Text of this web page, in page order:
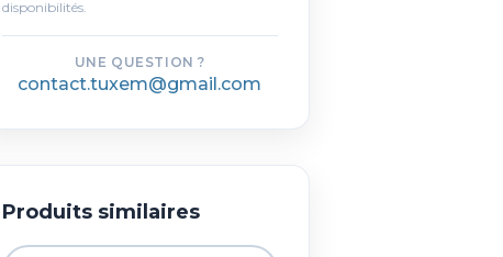
disponibilités.
UNE QUESTION ?
contact.tuxem@gmail.com
Produits similaires